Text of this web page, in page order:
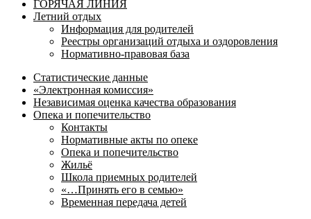
ГОРЯЧАЯ ЛИНИЯ
Летний отдых
Информация для родителей
Реестры организаций отдыха и оздоровления
Нормативно-правовая база
Статистические данные
«Электронная комиссия»
Независимая оценка качества образования
Опека и попечительство
Контакты
Нормативные акты по опеке
Опека и попечительство
Жильё
Школа приемных родителей
«…Принять его в семью»
Временная передача детей